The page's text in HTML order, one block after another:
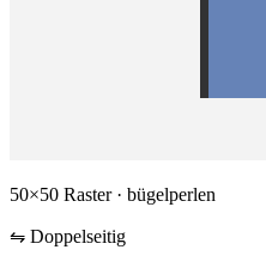
50×50 Raster · bügelperlen
⇋ Doppelseitig